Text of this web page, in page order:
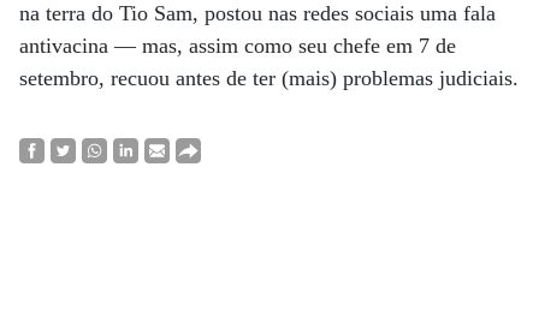
na terra do Tio Sam, postou nas redes sociais uma fala
antivacina — mas, assim como seu chefe em 7 de
setembro, recuou antes de ter (mais) problemas judiciais.